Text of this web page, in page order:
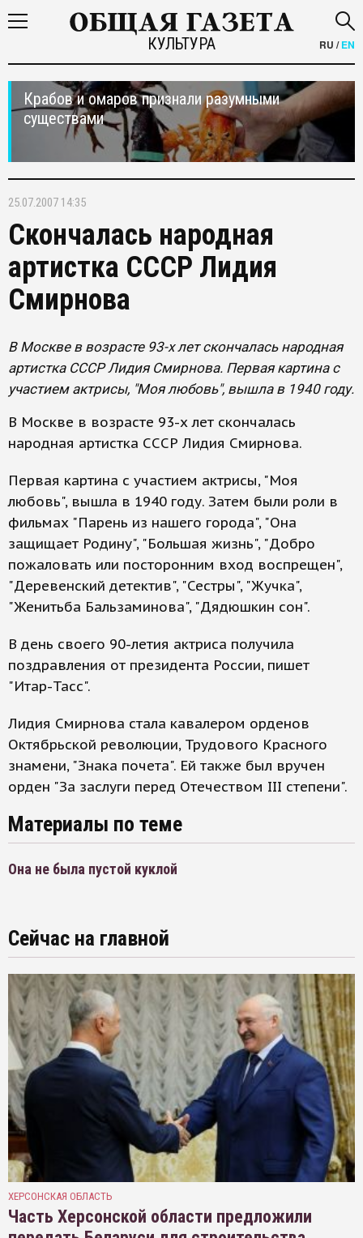
КУЛЬТУРА RU /EN
Крабов и омаров признали разумными
существами
25.07.2007 14:35
Скончалась народная
артистка СССР Лидия
Смирнова
В Москве в возрасте 93-х лет скончалась народная
артистка СССР Лидия Смирнова. Первая картина с
участием актрисы, "Моя любовь", вышла в 1940 году.
В Москве в возрасте 93-х лет скончалась
народная артистка СССР Лидия Смирнова.
Первая картина с участием актрисы, "Моя
любовь", вышла в 1940 году. Затем были роли в
фильмах "Парень из нашего города", "Она
защищает Родину", "Большая жизнь", "Добро
пожаловать или посторонним вход воспрещен",
"Деревенский детектив", "Сестры", "Жучка",
"Женитьба Бальзаминова", "Дядюшкин сон".
В день своего 90-летия актриса получила
поздравления от президента России, пишет
"Итар-Тасс".
Лидия Смирнова стала кавалером орденов
Октябрьской революции, Трудового Красного
знамени, "Знака почета". Ей также был вручен
орден "За заслуги перед Отечеством III степени".
Материалы по теме
Она не была пустой куклой
Сейчас на главной
ХЕРСОНСКАЯ ОБЛАСТЬ
Часть Херсонской области предложили